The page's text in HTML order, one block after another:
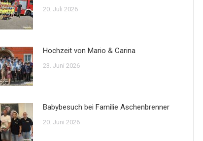
20. Juli 2026
Hochzeit von Mario & Carina
23. Juni 2026
Babybesuch bei Familie Aschenbrenner
20. Juni 2026